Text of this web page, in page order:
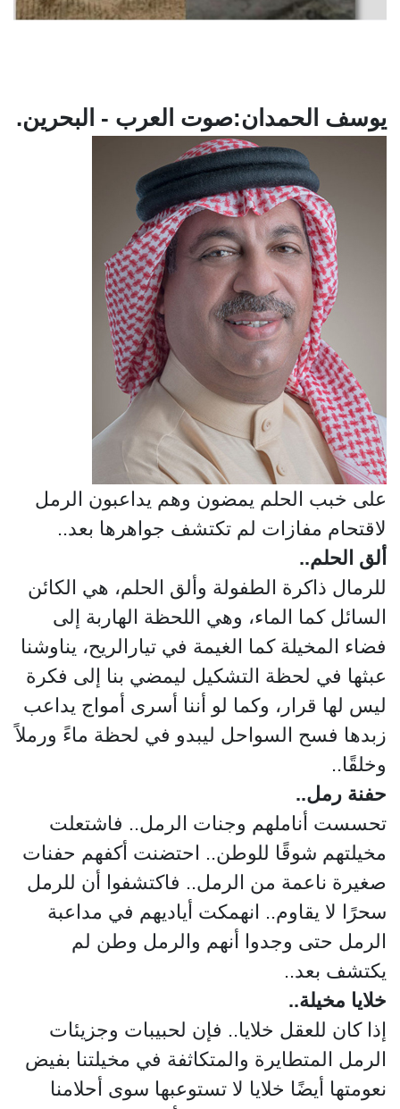
يوسف الحمدان:صوت العرب - البحرين.
على خبب الحلم يمضون وهم يداعبون الرمل
لاقتحام مفازات لم تكتشف جواهرها بعد..
ألق الحلم..
للرمال ذاكرة الطفولة وألق الحلم، هي الكائن
السائل كما الماء، وهي اللحظة الهاربة إلى
فضاء المخيلة كما الغيمة في تيارالريح، يناوشنا
عبثها في لحظة التشكيل ليمضي بنا إلى فكرة
ليس لها قرار، وكما لو أننا أسرى أمواج يداعب
زبدها فسح السواحل ليبدو في لحظة ماءً ورملاً
وخلقًا..
حفنة رمل..
تحسست أناملهم وجنات الرمل.. فاشتعلت
مخيلتهم شوقًا للوطن.. احتضنت أكفهم حفنات
صغيرة ناعمة من الرمل.. فاكتشفوا أن للرمل
سحرًا لا يقاوم.. انهمكت أياديهم في مداعبة
الرمل حتى وجدوا أنهم والرمل وطن لم
يكتشف بعد..
خلايا مخيلة..
إذا كان للعقل خلايا.. فإن لحبيبات وجزيئات
الرمل المتطايرة والمتكاثفة في مخيلتنا بفيض
نعومتها أيضًا خلايا لا تستوعبها سوى أحلامنا